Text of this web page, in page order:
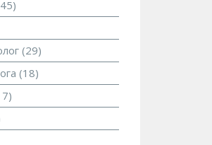
(29)
(18)